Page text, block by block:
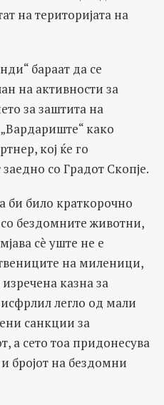
на територијата на
бараат да се
на активности за
за заштита на
како
кој ќе го
со Градот Скопје.
би било краткорочно
бездомните животни,
сè уште не е
на миленици,
казна за
легло од мали
санкции за
а сето тоа придонесува
бројот на бездомни